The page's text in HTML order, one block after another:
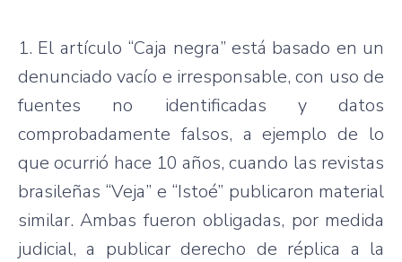
1. El artículo “Caja negra” está basado en un
denunciado vacío e irresponsable, con uso de
fuentes no identificadas y datos
comprobadamente falsos, a ejemplo de lo
que ocurrió hace 10 años, cuando las revistas
brasileñas “Veja” e “Istoé” publicaron material
similar. Ambas fueron obligadas, por medida
judicial, a publicar derecho de réplica a la